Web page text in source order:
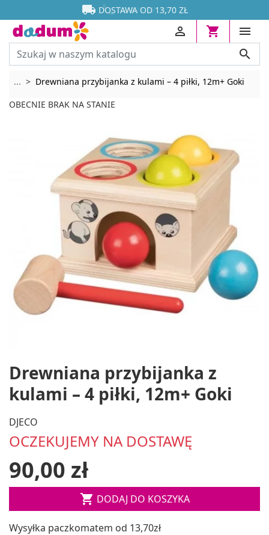

 DOSTAWA OD 13,70 ZŁ






... Rozwiń breadcrumbs
Drewniana przybijanka z kulami – 4 piłki, 12m+ Goki
OBECNIE BRAK NA STANIE
Drewniana przybijanka z
kulami – 4 piłki, 12m+ Goki
DJECO
OCZEKUJEMY NA DOSTAWĘ
90,00 zł
 DODAJ DO KOSZYKA
Wysyłka paczkomatem od 13,70zł